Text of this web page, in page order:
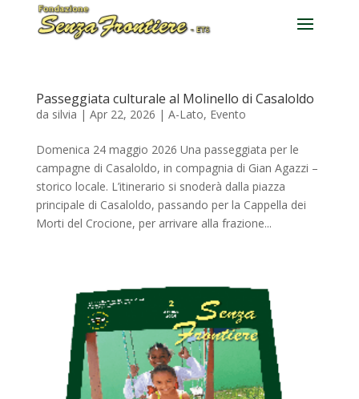
Passeggiata culturale al Molinello di Casaloldo
da silvia | Apr 22, 2026 | A-Lato, Evento
Domenica 24 maggio 2026 Una passeggiata per le
campagne di Casaloldo, in compagnia di Gian Agazzi –
storico locale. L’itinerario si snoderà dalla piazza
principale di Casaloldo, passando per la Cappella dei
Morti del Crocione, per arrivare alla frazione...